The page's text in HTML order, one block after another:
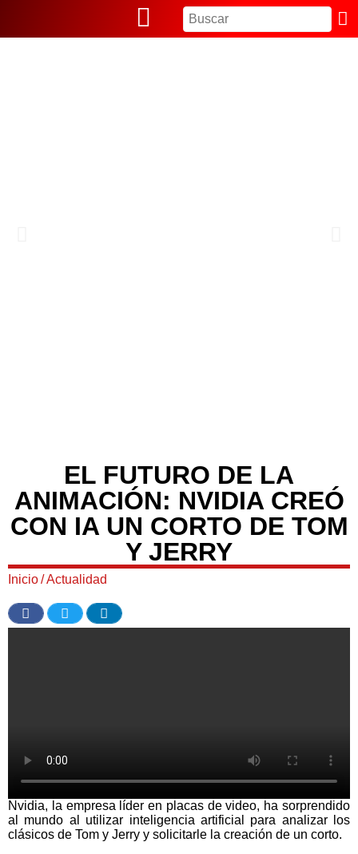
EL FUTURO DE LA
ANIMACIÓN: NVIDIA CREÓ
CON IA UN CORTO DE TOM
Y JERRY
Inicio/Actualidad
Nvidia, la empresa líder en placas de video, ha sorprendido
al mundo al utilizar inteligencia artificial para analizar los
clásicos de Tom y Jerry y solicitarle la creación de un corto.